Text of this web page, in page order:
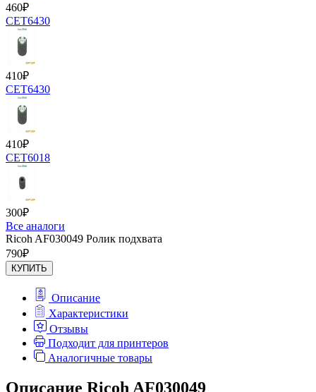
460₽
CET6430
410₽
CET6430
410₽
CET6018
300₽
Все аналоги
Ricoh AF030049 Ролик подхвата
790₽
КУПИТЬ
Описание
Характеристики
Отзывы
Подходит для принтеров
Аналогичные товары
Описание Ricoh AF030049